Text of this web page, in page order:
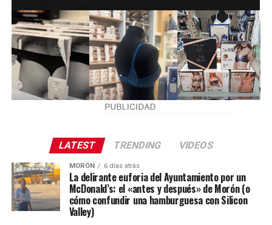
LATEST TRENDING VIDEOS
MORÓN 6 días atrás
La delirante euforia del Ayuntamiento por un
McDonald’s: el «antes y después» de Morón (o
cómo confundir una hamburguesa con Silicon
Valley)